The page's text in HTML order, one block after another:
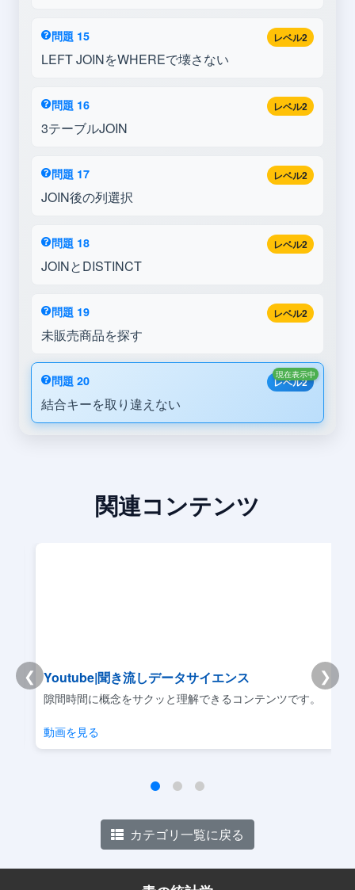
レベル2
問題 15
LEFT JOINをWHEREで壊さない
レベル2
問題 16
3テーブルJOIN
レベル2
問題 17
JOIN後の列選択
レベル2
問題 18
JOINとDISTINCT
レベル2
問題 19
未販売商品を探す
レベル2
問題 20
結合キーを取り違えない
現在表示中
関連コンテンツ
❮ ❯
Youtube|聞き流しデータサイエンス
隙間時間に概念をサクッと理解できるコンテンツです。
動画を見る
カテゴリ一覧に戻る